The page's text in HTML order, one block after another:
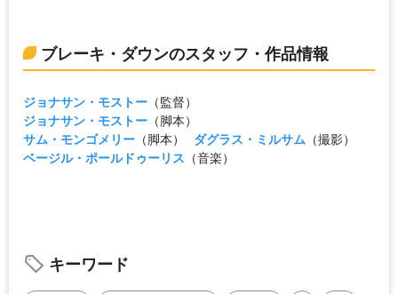
ブレーキ・ダウンのスタッフ・作品情報
ジョナサン・モストー （監督）
ジョナサン・モストー （脚本）
サム・モンゴメリー （脚本） ダグラス・ミルサム （撮影）
ベージル・ポールドゥーリス （音楽）
キーワード